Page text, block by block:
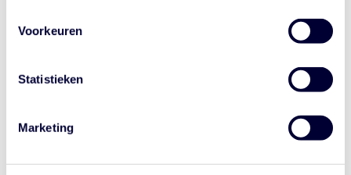
Voorkeuren
Statistieken
Marketing
RABOBANK dat in de finale van een World Tour mag
spelen. Afgelopen weekend behaalden Worthy de Jong,
eindstrijd niet. In Wenen werd het team derde. Team